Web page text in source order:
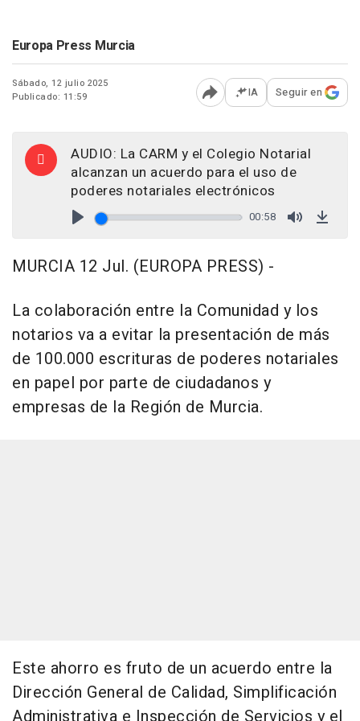
Europa Press Murcia
Sábado, 12 julio 2025
Publicado: 11:59
Abrir opciones para
IA Seguir en
AUDIO: La CARM y el Colegio Notarial
alcanzan un acuerdo para el uso de
poderes notariales electrónicos
00:58
MURCIA 12 Jul. (EUROPA PRESS) -
La colaboración entre la Comunidad y los
notarios va a evitar la presentación de más
de 100.000 escrituras de poderes notariales
en papel por parte de ciudadanos y
empresas de la Región de Murcia.
Este ahorro es fruto de un acuerdo entre la
Dirección General de Calidad, Simplificación